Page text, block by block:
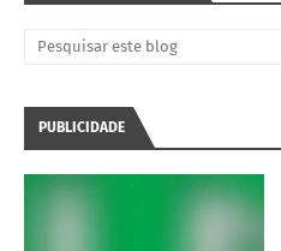
PUBLICIDADE